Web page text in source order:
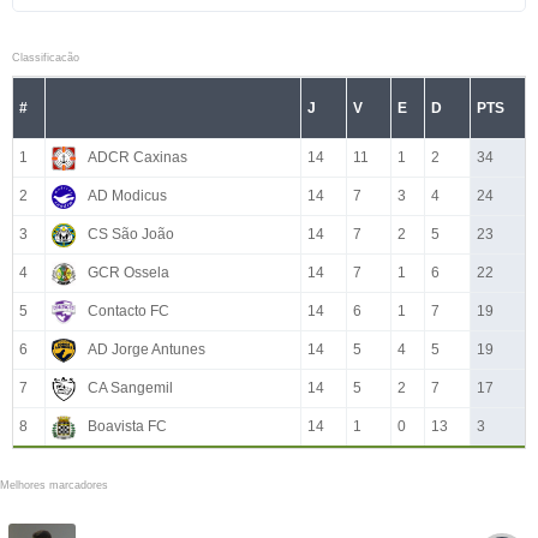
Classificacão
# J V E D PTS
1 ADCR Caxinas 14 11 1 2 34
2 AD Modicus 14 7 3 4 24
3 CS São João 14 7 2 5 23
4 GCR Ossela 14 7 1 6 22
5 Contacto FC 14 6 1 7 19
6 AD Jorge Antunes 14 5 4 5 19
7 CA Sangemil 14 5 2 7 17
8 Boavista FC 14 1 0 13 3
Melhores marcadores